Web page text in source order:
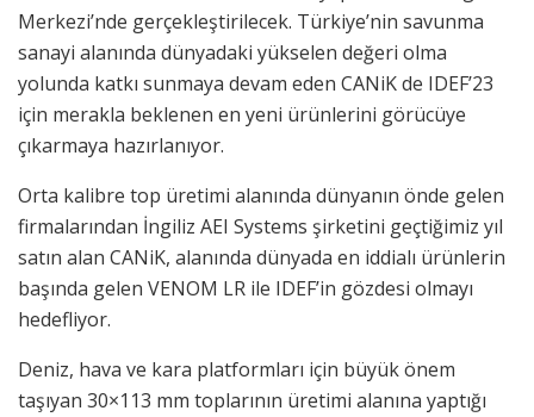
Merkezi’nde gerçekleştirilecek. Türkiye’nin savunma
sanayi alanında dünyadaki yükselen değeri olma
yolunda katkı sunmaya devam eden CANiK de IDEF’23
için merakla beklenen en yeni ürünlerini görücüye
çıkarmaya hazırlanıyor.
Orta kalibre top üretimi alanında dünyanın önde gelen
firmalarından İngiliz AEI Systems şirketini geçtiğimiz yıl
satın alan CANiK, alanında dünyada en iddialı ürünlerin
başında gelen VENOM LR ile IDEF’in gözdesi olmayı
hedefliyor.
Deniz, hava ve kara platformları için büyük önem
taşıyan 30×113 mm toplarının üretimi alanına yaptığı